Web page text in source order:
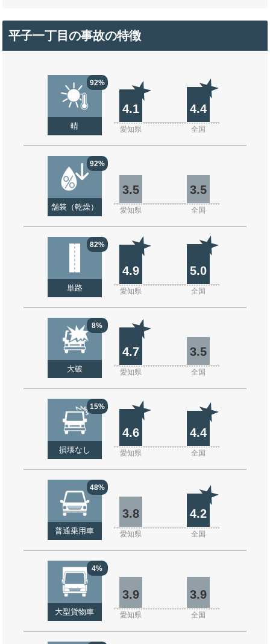
平子一丁目の事故の特徴
92%
晴
4.1 4.4
愛知県 全国
92%
舗装（乾燥）
3.5 3.5
愛知県 全国
82%
単路
4.9 5.0
愛知県 全国
8%
大破
4.7 3.5
愛知県 全国
15%
損壊なし
4.6 4.4
愛知県 全国
48%
普通乗用車
3.8 4.2
愛知県 全国
4%
大型貨物車
3.9 3.9
愛知県 全国